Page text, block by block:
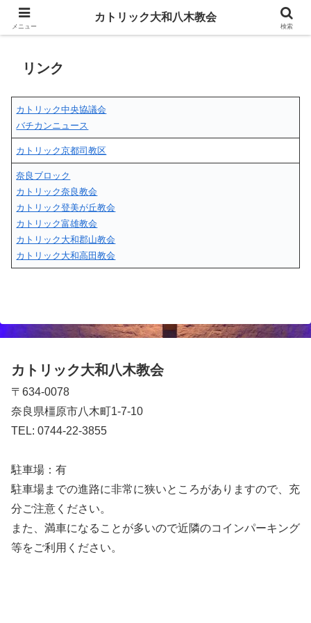
カトリック大和八木教会
リンク
カトリック中央協議会
バチカンニュース
カトリック京都司教区
奈良ブロック
カトリック奈良教会
カトリック登美が丘教会
カトリック富雄教会
カトリック大和郡山教会
カトリック大和高田教会
カトリック大和八木教会
〒634-0078
奈良県橿原市八木町1-7-10
TEL: 0744-22-3855
駐車場：有
駐車場までの進路に非常に狭いところがありますので、充
分ご注意ください。
また、満車になることが多いので近隣のコインパーキング
等をご利用ください。
メニュー
カトリック大和八木教会
検索